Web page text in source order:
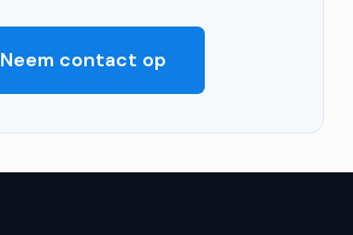
Neem contact op